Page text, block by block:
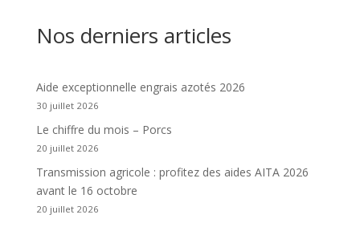
Nos derniers articles
Aide exceptionnelle engrais azotés 2026
30 juillet 2026
Le chiffre du mois – Porcs
20 juillet 2026
Transmission agricole : profitez des aides AITA 2026
avant le 16 octobre
20 juillet 2026